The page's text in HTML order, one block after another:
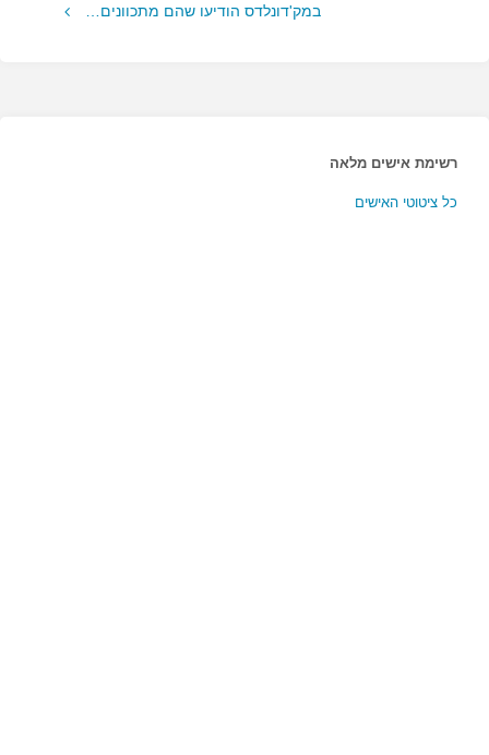
במק'דונלדס הודיעו שהם מתכוונים…
רשימת אישים מלאה
כל ציטוטי האישים